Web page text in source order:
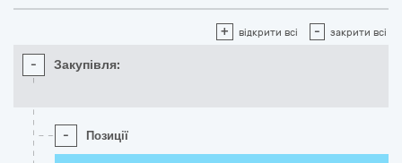
+ відкрити всі - закрити всі
- Закупівля:
- Позиції